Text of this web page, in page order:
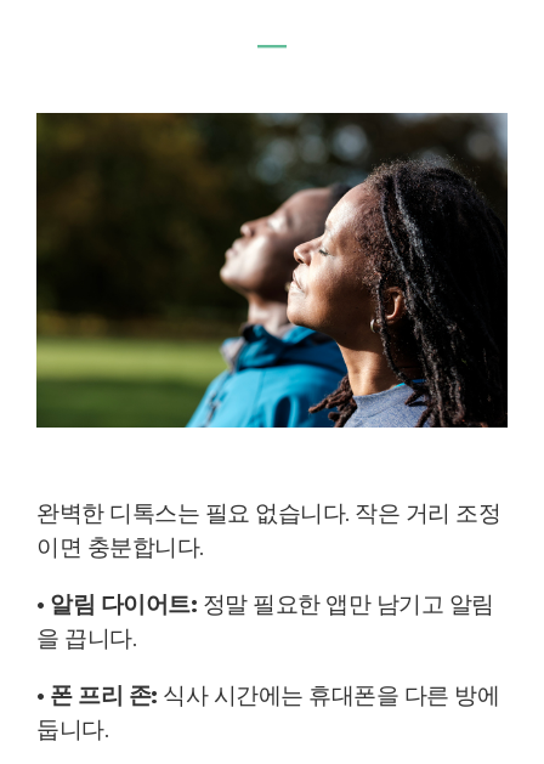
―
완벽한 디톡스는 필요 없습니다. 작은 거리 조정
이면 충분합니다.
• 알림 다이어트: 정말 필요한 앱만 남기고 알림
을 끕니다.
• 폰 프리 존: 식사 시간에는 휴대폰을 다른 방에
둡니다.